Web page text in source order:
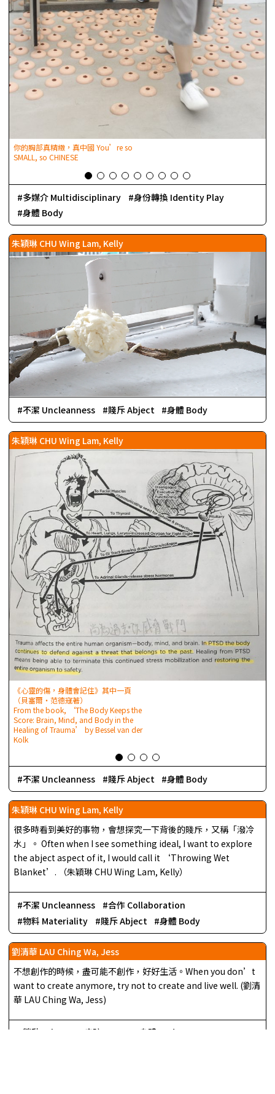
你的胸部真精緻，真中國 You’re so
SMALL, so CHINESE
多媒介 Multidisciplinary
身份轉換 Identity Play
身體 Body
朱穎琳 CHU Wing Lam, Kelly
不潔 Uncleanness 賤斥 Abject 身體 Body
朱穎琳 CHU Wing Lam, Kelly
《心靈的傷，身體會記住》其中一頁
（貝塞爾‧范德寇著）
From the book, ‘The Body Keeps the
Score: Brain, Mind, and Body in the
Healing of Trauma’ by Bessel van der
Kolk
不潔 Uncleanness 賤斥 Abject 身體 Body
朱穎琳 CHU Wing Lam, Kelly
很多時看到美好的事物，會想探究一下背後的賤斥，又稱「潑冷
水」。 Often when I see something ideal, I want to explore
the abject aspect of it, I would call it ‘Throwing Wet
Blanket’. （朱穎琳 CHU Wing Lam, Kelly）
不潔 Uncleanness
合作 Collaboration
物料 Materiality
賤斥 Abject 身體 Body
劉清華 LAU Ching Wa, Jess
不想創作的時候，盡可能不創作，好好生活。When you don’t
want to create anymore, try not to create and live well. (劉清
華 LAU Ching Wa, Jess)
勞動 Labour 痕跡 Trace 身體 Body